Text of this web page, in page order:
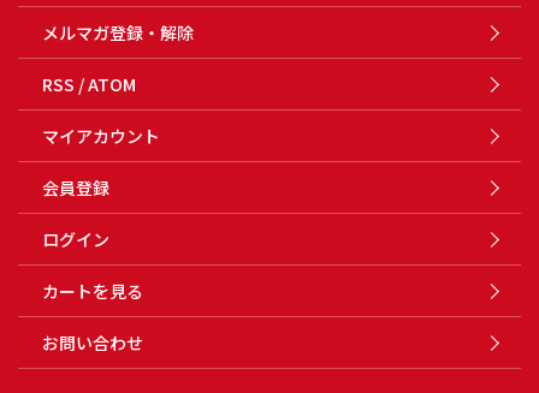
メルマガ登録・解除
RSS /ATOM
マイアカウント
会員登録
ログイン
カートを見る
お問い合わせ